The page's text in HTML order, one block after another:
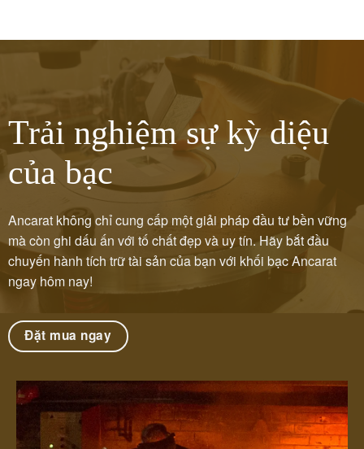
Trải nghiệm sự kỳ diệu
của bạc
Ancarat không chỉ cung cấp một giải pháp đầu tư bền vững
mà còn ghi dấu ấn với tố chất đẹp và uy tín. Hãy bắt đầu
chuyến hành tích trữ tài sản của bạn với khối bạc Ancarat
ngay hôm nay!
Đặt mua ngay